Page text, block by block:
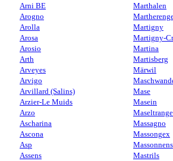
Arni BE
Arogno
Arolla
Arosa
Arosio
Arth
Arveyes
Arvigo
Arvillard (Salins)
Arzier-Le Muids
Arzo
Ascharina
Ascona
Asp
Assens
Marthalen
Martigny
Martigny-
Martina
Martisberg
Märwil
Mase
Masein
Massagno
Massongex
Massonnens
Mastrils